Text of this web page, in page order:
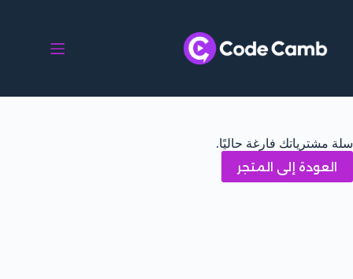
سلة مشترياتك فارغة حاليًا.
العودة إلى المتجر